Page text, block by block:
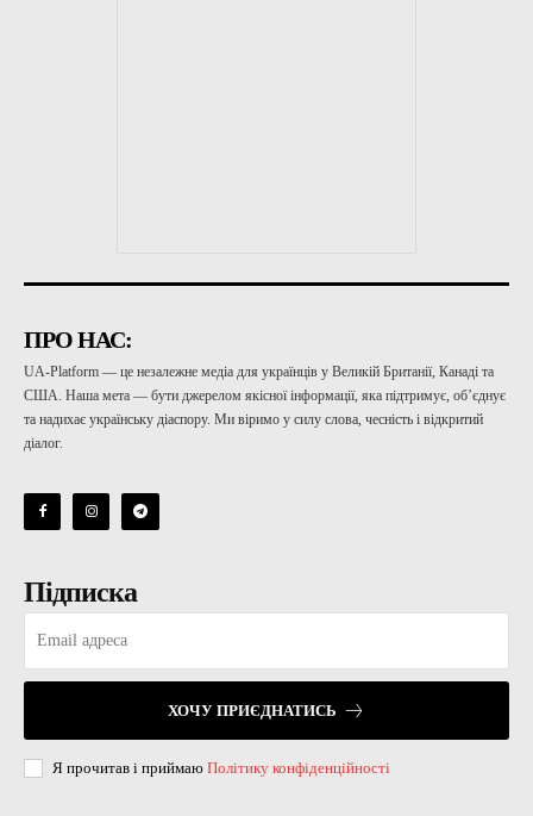
ПРО НАС:
UA-Platform — це незалежне медіа для українців у Великій Британії, Канаді та
США. Наша мета — бути джерелом якісної інформації, яка підтримує, об’єднує
та надихає українську діаспору. Ми віримо у силу слова, чесність і відкритий
діалог.
Підписка
ХОЧУ ПРИЄДНАТИСЬ
Я прочитав і приймаю Політику конфіденційності